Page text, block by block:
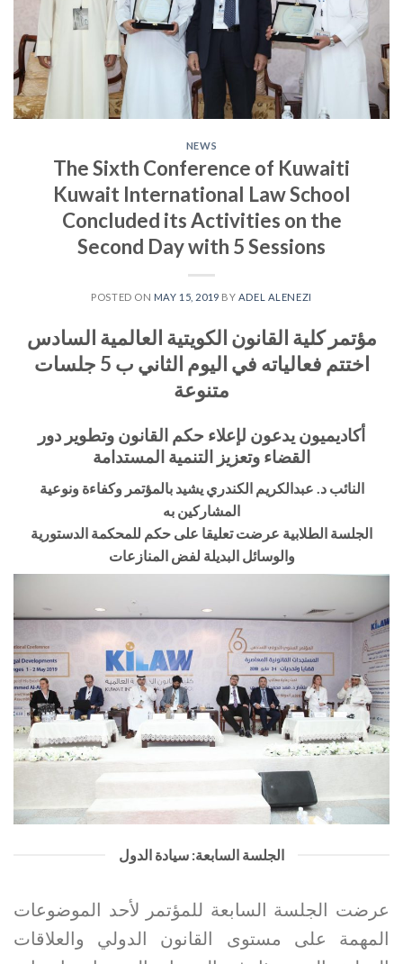
NEWS
The Sixth Conference of Kuwaiti
Kuwait International Law School
Concluded its Activities on the
Second Day with 5 Sessions
POSTED ON MAY 15, 2019 BY ADEL ALENEZI
مؤتمر كلية القانون الكويتية العالمية السادس
اختتم فعالياته في اليوم الثاني ب 5 جلسات
متنوعة
أكاديميون يدعون لإعلاء حكم القانون وتطوير دور
القضاء وتعزيز التنمية المستدامة
النائب د. عبدالكريم الكندري يشيد بالمؤتمر وكفاءة ونوعية
المشاركين به
الجلسة الطلابية عرضت تعليقا على حكم للمحكمة الدستورية
والوسائل البديلة لفض المنازعات
الجلسة السابعة: سيادة الدول
عرضت الجلسة السابعة للمؤتمر لأحد الموضوعات
المهمة على مستوى القانون الدولي والعلاقات